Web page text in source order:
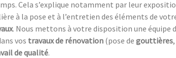
Cela s’explique notamment par leur
à la pose et à l’entretien des éléments de
. Nous mettons à votre disposition une équipe
vos travaux de rénovation (pose de gouttières
de qualité.